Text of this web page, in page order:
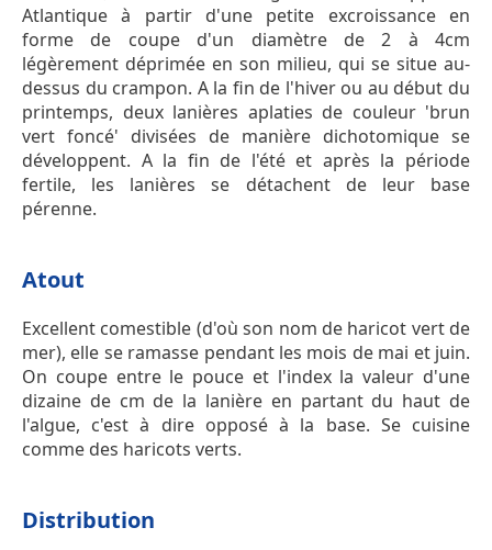
Atlantique à partir d'une petite excroissance en
forme de coupe d'un diamètre de 2 à 4cm
légèrement déprimée en son milieu, qui se situe au-
dessus du crampon. A la fin de l'hiver ou au début du
printemps, deux lanières aplaties de couleur 'brun
vert foncé' divisées de manière dichotomique se
développent. A la fin de l'été et après la période
fertile, les lanières se détachent de leur base
pérenne.
Atout
Excellent comestible (d'où son nom de haricot vert de
mer), elle se ramasse pendant les mois de mai et juin.
On coupe entre le pouce et l'index la valeur d'une
dizaine de cm de la lanière en partant du haut de
l'algue, c'est à dire opposé à la base. Se cuisine
comme des haricots verts.
Distribution